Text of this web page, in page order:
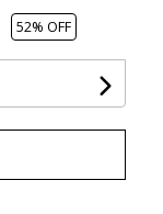
52% OFF